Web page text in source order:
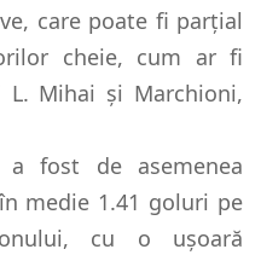
care poate fi parțial
cheie, cum ar fi
L. Mihai și Marchioni,
de asemenea
medie 1.41 goluri pe
cu o ușoară